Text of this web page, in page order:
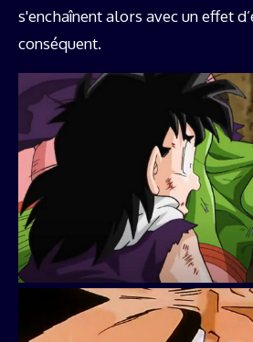
s'enchaînent alors avec un effet
conséquent.